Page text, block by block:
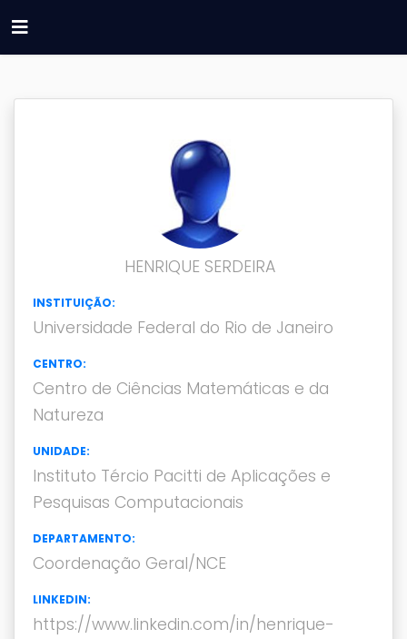
HENRIQUE SERDEIRA
INSTITUIÇÃO:
Universidade Federal do Rio de Janeiro
CENTRO:
Centro de Ciências Matemáticas e da
Natureza
UNIDADE:
Instituto Tércio Pacitti de Aplicações e
Pesquisas Computacionais
DEPARTAMENTO:
Coordenação Geral/NCE
LINKEDIN:
https://www.linkedin.com/in/henrique-